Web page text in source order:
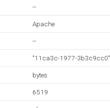
--
Apache
--
"11ca3c-1977-3b3c9cc0"
bytes
6519